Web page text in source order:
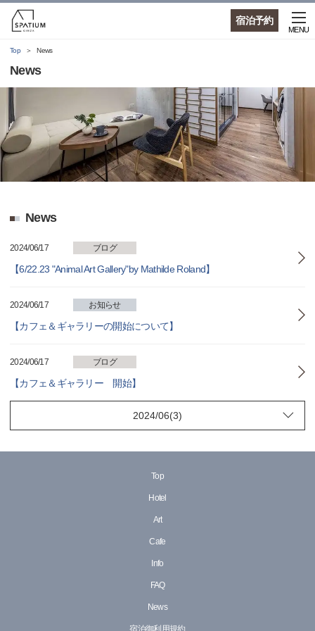
宿泊予約
MENU
Top News
News
News
2024/06/17 ブログ
【6/22.23 "Animal Art Gallery"by Mathilde Roland】
2024/06/17 お知らせ
【カフェ＆ギャラリーの開始について】
2024/06/17 ブログ
【カフェ＆ギャラリー 開始】
Top
Hotel
Art
Cafe
Info
FAQ
News